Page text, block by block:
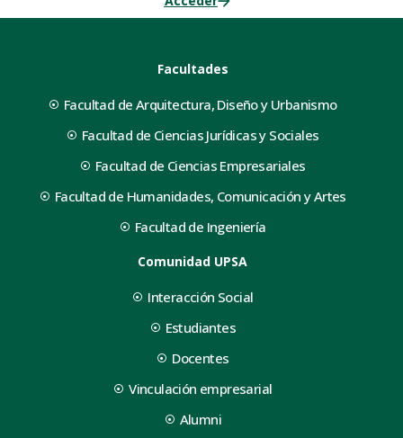
Facultades
Facultad de Arquitectura, Diseño y Urbanismo
Facultad de Ciencias Jurídicas y Sociales
Facultad de Ciencias Empresariales
Facultad de Humanidades, Comunicación y Artes
Facultad de Ingeniería
Comunidad UPSA
Interacción Social
Estudiantes
Docentes
Vinculación empresarial
Alumni